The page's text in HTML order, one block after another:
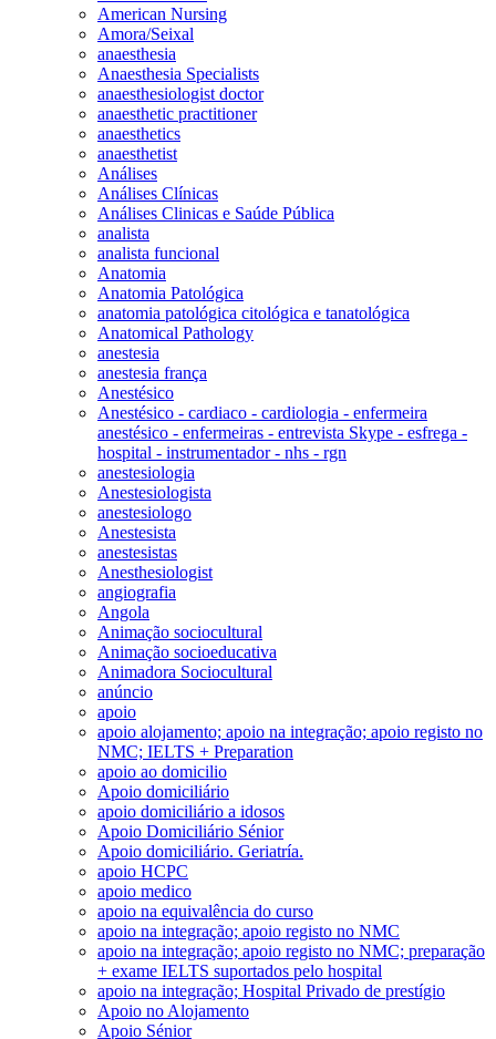
American Nursing
Amora/Seixal
anaesthesia
Anaesthesia Specialists
anaesthesiologist doctor
anaesthetic practitioner
anaesthetics
anaesthetist
Análises
Análises Clínicas
Análises Clinicas e Saúde Pública
analista
analista funcional
Anatomia
Anatomia Patológica
anatomia patológica citológica e tanatológica
Anatomical Pathology
anestesia
anestesia frança
Anestésico
Anestésico - cardiaco - cardiologia - enfermeira
anestésico - enfermeiras - entrevista Skype - esfrega -
hospital - instrumentador - nhs - rgn
anestesiologia
Anestesiologista
anestesiologo
Anestesista
anestesistas
Anesthesiologist
angiografia
Angola
Animação sociocultural
Animação socioeducativa
Animadora Sociocultural
anúncio
apoio
apoio alojamento; apoio na integração; apoio registo no
NMC; IELTS + Preparation
apoio ao domicilio
Apoio domiciliário
apoio domiciliário a idosos
Apoio Domiciliário Sénior
Apoio domiciliário. Geriatría.
apoio HCPC
apoio medico
apoio na equivalência do curso
apoio na integração; apoio registo no NMC
apoio na integração; apoio registo no NMC; preparação
+ exame IELTS suportados pelo hospital
apoio na integração; Hospital Privado de prestígio
Apoio no Alojamento
Apoio Sénior